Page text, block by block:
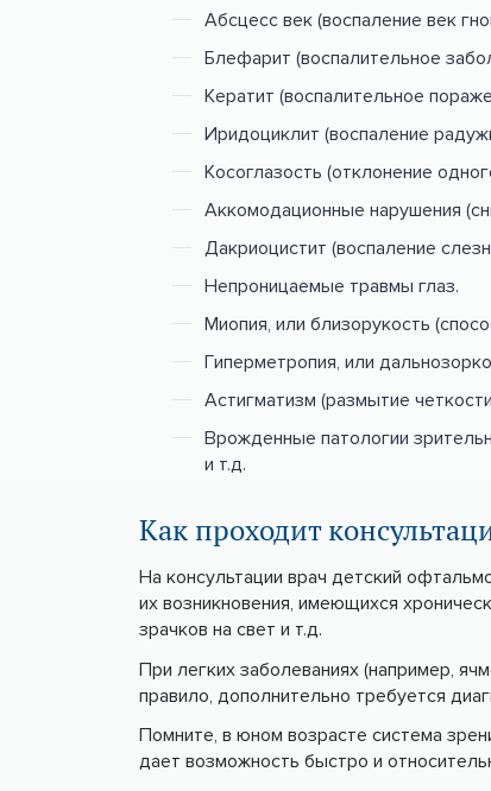
Абсцесс век (воспаление век
Блефарит (воспалительное
Кератит (воспалительное
Иридоциклит (воспаление
Косоглазость (отклонение
Аккомодационные нарушения
Дакриоцистит (воспаление
Непроницаемые травмы глаз.
Миопия, или близорукость
Гиперметропия, или
Астигматизм (размытие
Врожденные патологии
и т.д.
Как проходит
На консультации врач детский
их возникновения, имеющихся
зрачков на свет и т.д.
При легких заболеваниях (например,
правило, дополнительно требуется
Помните, в юном возрасте система
дает возможность быстро и